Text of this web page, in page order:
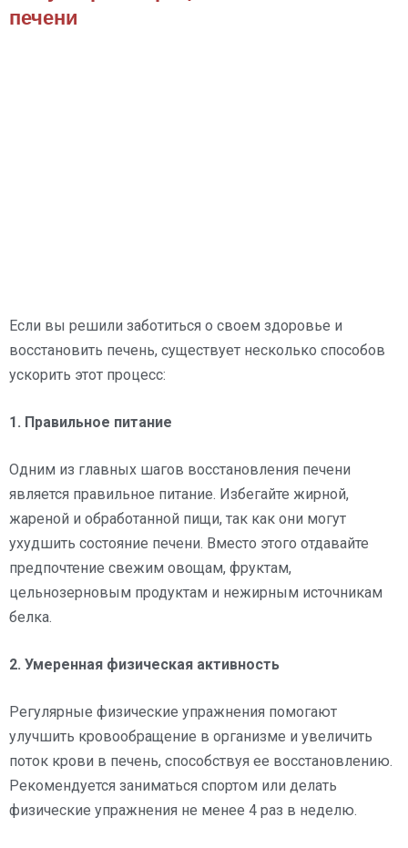
печени
Если вы решили заботиться о своем здоровье и
восстановить печень, существует несколько способов
ускорить этот процесс:
1. Правильное питание
Одним из главных шагов восстановления печени
является правильное питание. Избегайте жирной,
жареной и обработанной пищи, так как они могут
ухудшить состояние печени. Вместо этого отдавайте
предпочтение свежим овощам, фруктам,
цельнозерновым продуктам и нежирным источникам
белка.
2. Умеренная физическая активность
Регулярные физические упражнения помогают
улучшить кровообращение в организме и увеличить
поток крови в печень, способствуя ее восстановлению.
Рекомендуется заниматься спортом или делать
физические упражнения не менее 4 раз в неделю.